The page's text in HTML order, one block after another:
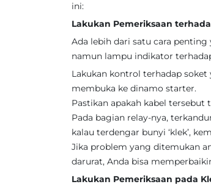
ini:
Lakukan Pemeriksaan
Ada lebih dari satu cara
namun lampu indikator
Lakukan kontrol terhadap
membuka ke dinamo starter.
Pastikan apakah kabel tersebut
Pada bagian relay-nya,
kalau terdengar bunyi ‘klek’,
Jika problem yang ditemukan
darurat, Anda bisa
Lakukan Pemeriksaan pada